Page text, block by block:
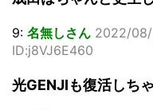
9: 名無しさん 2022/
ID:j8VJ6E460
光GENJIも復活しち